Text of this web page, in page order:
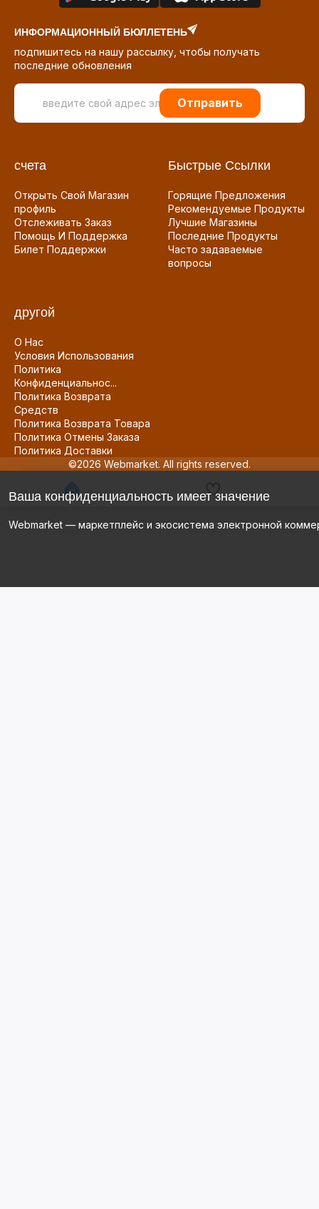
ИНФОРМАЦИОННЫЙ БЮЛЛЕТЕНЬ
подпишитесь на нашу рассылку, чтобы получать
последние обновления
Отправить
счета
Открыть Свой Магазин
профиль
Отслеживать Заказ
Помощь И Поддержка
Билет Поддержки
Быстрые Ссылки
Горящие Предложения
Рекомендуемые Продукты
Лучшие Магазины
Последние Продукты
Часто задаваемые
вопросы
другой
О Нас
Условия Использования
Политика
Конфиденциальнос...
Политика Возврата
Средств
Политика Возврата Товара
Политика Отмены Заказа
Политика Доставки
©2026 Webmarket. All rights reserved.
Ваша конфиденциальность имеет значение
Webmarket — маркетплейс и экосистема электронной